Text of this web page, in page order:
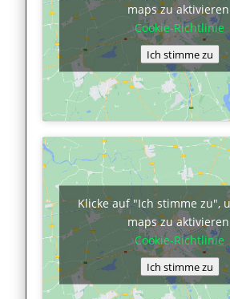
maps zu aktivieren
Cookie-Richtlinie
Ich stimme zu
Klicke auf "Ich stimme zu",
maps zu aktivieren
Cookie-Richtlinie
Ich stimme zu